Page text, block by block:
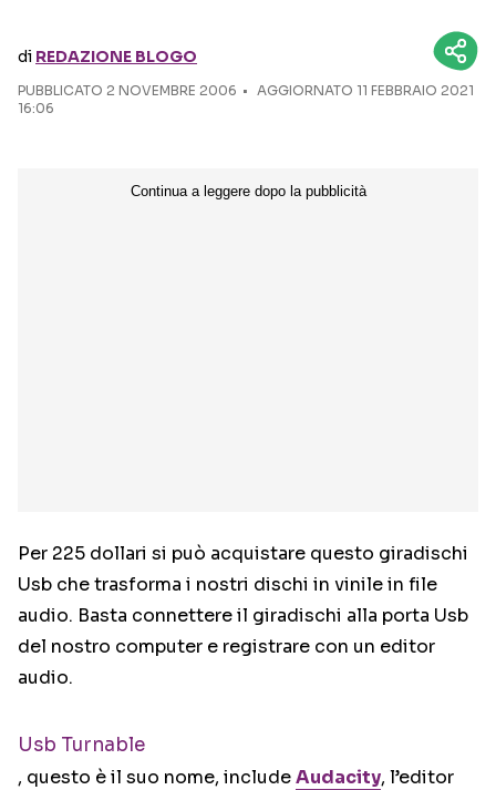
di REDAZIONE BLOGO
PUBBLICATO 2 NOVEMBRE 2006
AGGIORNATO 11 FEBBRAIO 2021
16:06
Per 225 dollari si può acquistare questo giradischi
Usb che trasforma i nostri dischi in vinile in file
audio. Basta connettere il giradischi alla porta Usb
del nostro computer e registrare con un editor
audio.
Usb Turnable
, questo è il suo nome, includeAudacity, l’editor